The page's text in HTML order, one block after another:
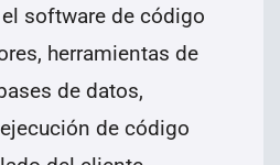
software de código
herramientas de
de datos,
de código